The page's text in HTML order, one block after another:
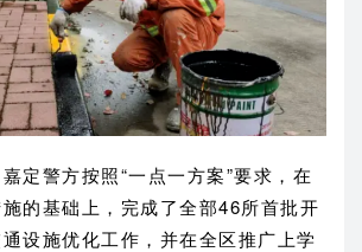
定警方按照“一点一方案”要求，在
的基础上，完成了全部46所首批开
设施优化工作，并在全区推广上学